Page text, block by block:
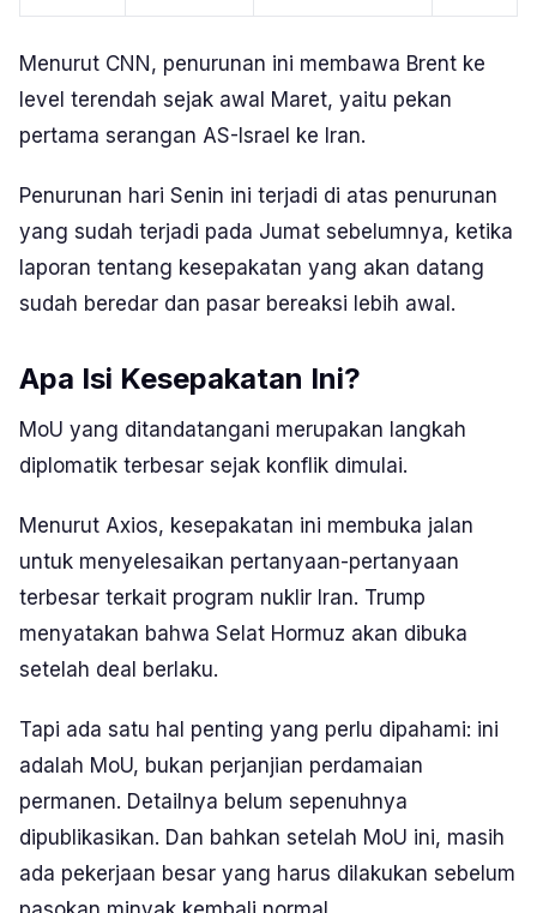
Menurut CNN, penurunan ini membawa Brent ke
level terendah sejak awal Maret, yaitu pekan
pertama serangan AS-Israel ke Iran.
Penurunan hari Senin ini terjadi di atas penurunan
yang sudah terjadi pada Jumat sebelumnya, ketika
laporan tentang kesepakatan yang akan datang
sudah beredar dan pasar bereaksi lebih awal.
Apa Isi Kesepakatan Ini?
MoU yang ditandatangani merupakan langkah
diplomatik terbesar sejak konflik dimulai.
Menurut Axios, kesepakatan ini membuka jalan
untuk menyelesaikan pertanyaan-pertanyaan
terbesar terkait program nuklir Iran. Trump
menyatakan bahwa Selat Hormuz akan dibuka
setelah deal berlaku.
Tapi ada satu hal penting yang perlu dipahami: ini
adalah MoU, bukan perjanjian perdamaian
permanen. Detailnya belum sepenuhnya
dipublikasikan. Dan bahkan setelah MoU ini, masih
ada pekerjaan besar yang harus dilakukan sebelum